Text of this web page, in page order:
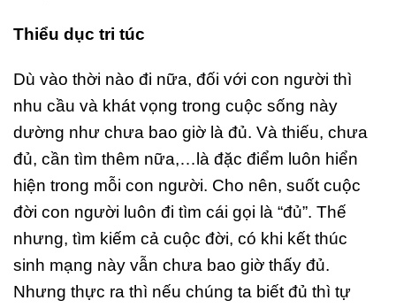
Thiểu dục tri túc
Dù vào thời nào đi nữa, đối với con người thì
nhu cầu và khát vọng trong cuộc sống này
dường như chưa bao giờ là đủ. Và thiếu, chưa
đủ, cần tìm thêm nữa,…là đặc điểm luôn hiển
hiện trong mỗi con người. Cho nên, suốt cuộc
đời con người luôn đi tìm cái gọi là “đủ”. Thế
nhưng, tìm kiếm cả cuộc đời, có khi kết thúc
sinh mạng này vẫn chưa bao giờ thấy đủ.
Nhưng thực ra thì nếu chúng ta biết đủ thì tự